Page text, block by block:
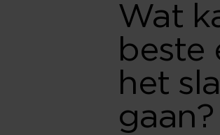
Wat
beste
het
gaan?